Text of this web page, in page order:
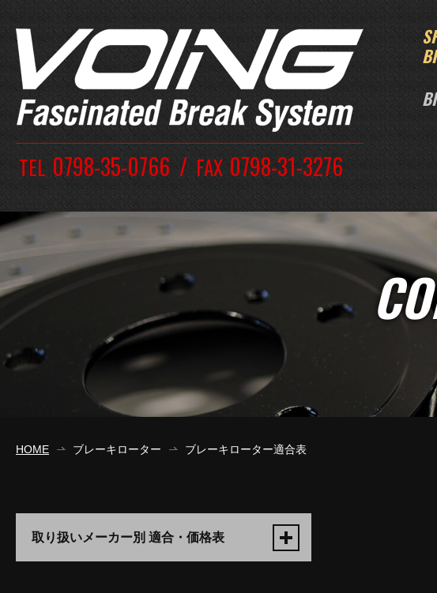
TEL 0798-35-0766 FAX 0798-31-3276
HOME ブレーキローター ブレーキローター適合表
取り扱いメーカー別 適合・価格表